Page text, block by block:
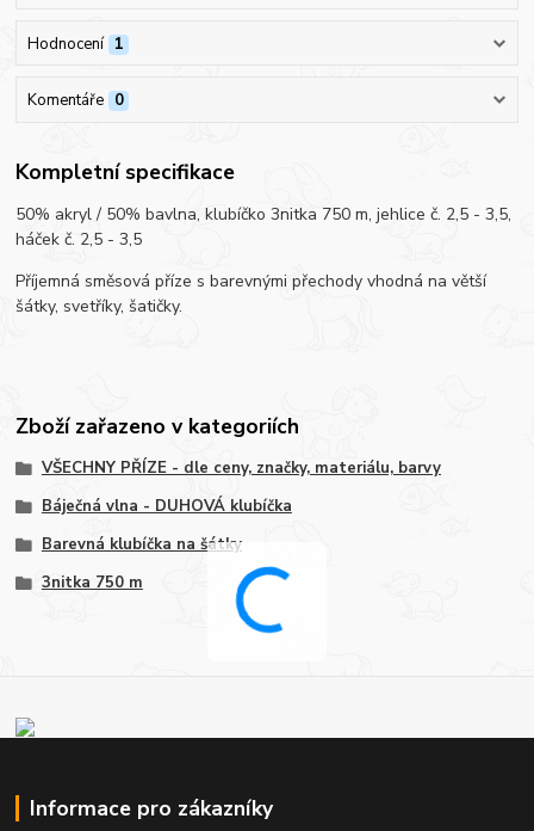
Hodnocení 1
Komentáře 0
Kompletní specifikace
50% akryl / 50% bavlna, klubíčko 3nitka 750 m, jehlice č. 2,5 - 3,5,
háček č. 2,5 - 3,5
Příjemná směsová příze s barevnými přechody vhodná na větší
šátky, svetříky, šatičky.
Zboží zařazeno v kategoriích
VŠECHNY PŘÍZE - dle ceny, značky, materiálu, barvy
Báječná vlna - DUHOVÁ klubíčka
Barevná klubíčka na šátky
3nitka 750 m
Informace pro zákazníky